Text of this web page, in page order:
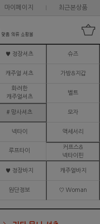
마이페이지 최근본상품
♥ 정장셔츠 슈즈
캐주얼 셔츠 가방&지갑
화려한
캐주얼셔츠
벨트
# 망사셔츠 모자
넥타이 액세서리
루프타이
커프스&
넥타이핀
♥ 정장바지 캐주얼바지
원단정보 ♡ Woman